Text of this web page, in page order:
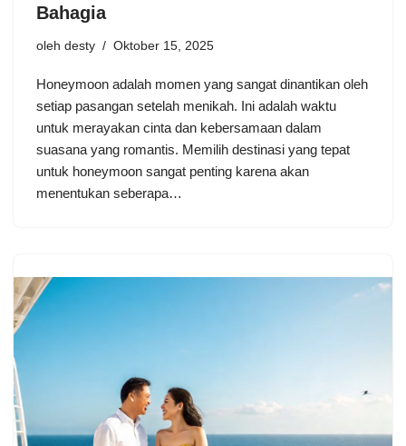
Bahagia
oleh desty Oktober 15, 2025
Honeymoon adalah momen yang sangat dinantikan oleh
setiap pasangan setelah menikah. Ini adalah waktu
untuk merayakan cinta dan kebersamaan dalam
suasana yang romantis. Memilih destinasi yang tepat
untuk honeymoon sangat penting karena akan
menentukan seberapa…